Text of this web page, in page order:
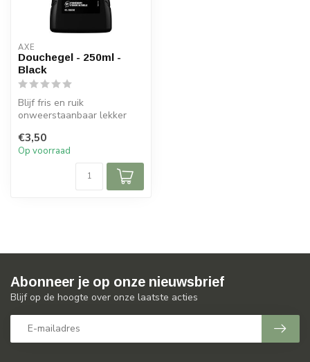
AXE
Douchegel - 250ml -
Black
Blijf fris en ruik
onweerstaanbaar lekker
voor mannen.
€3,50
Op voorraad
Abonneer je op onze nieuwsbrief
Blijf op de hoogte over onze laatste acties